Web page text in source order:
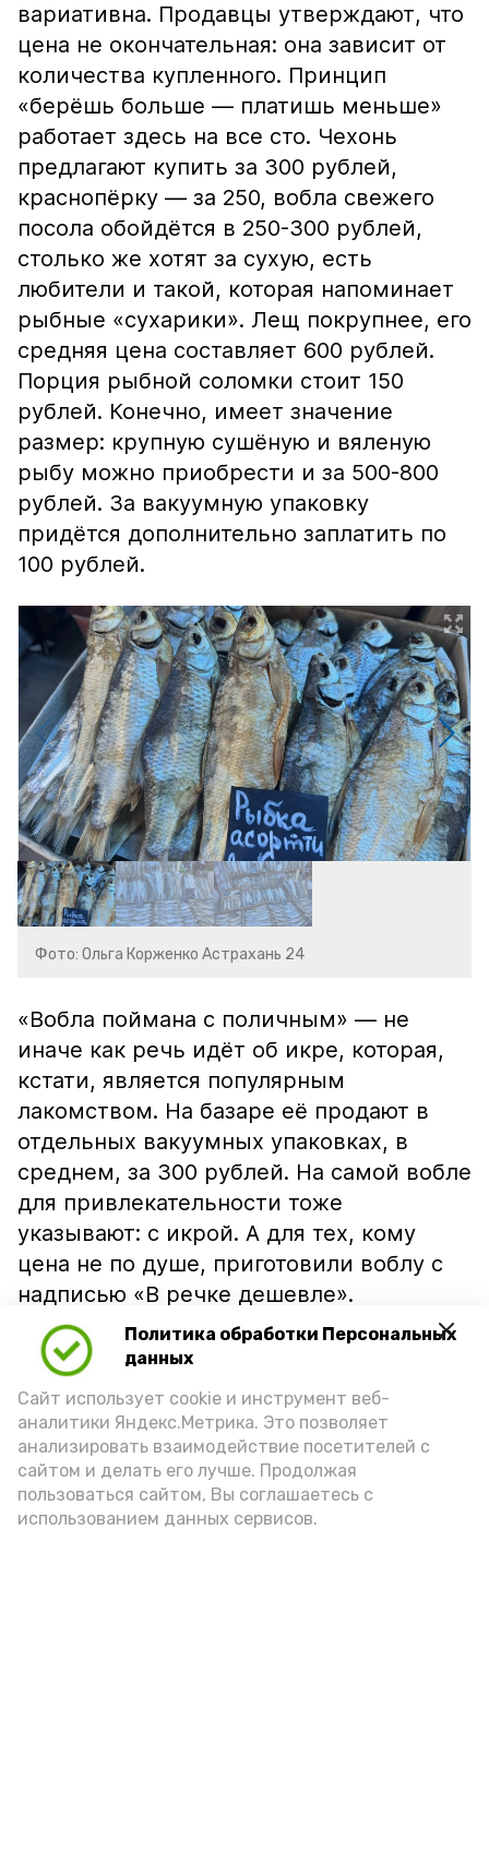
Политика обработки Персональных
данных
Сайт использует cookie и инструмент веб-
аналитики Яндекс.Метрика. Это позволяет
анализировать взаимодействие посетителей с
сайтом и делать его лучше. Продолжая
пользоваться сайтом, Вы соглашаетесь с
использованием данных сервисов.
вариативна. Продавцы утверждают, что
цена не окончательная: она зависит от
количества купленного. Принцип
«берёшь больше — платишь меньше»
работает здесь на все сто. Чехонь
предлагают купить за 300 рублей,
краснопёрку — за 250, вобла свежего
посола обойдётся в 250-300 рублей,
столько же хотят за сухую, есть
любители и такой, которая напоминает
рыбные «сухарики». Лещ покрупнее, его
средняя цена составляет 600 рублей.
Порция рыбной соломки стоит 150
рублей. Конечно, имеет значение
размер: крупную сушёную и вяленую
рыбу можно приобрести и за 500-800
рублей. За вакуумную упаковку
придётся дополнительно заплатить по
100 рублей.
Фото: Ольга Корженко Астрахань 24
«Вобла поймана с поличным» — не
иначе как речь идёт об икре, которая,
кстати, является популярным
лакомством. На базаре её продают в
отдельных вакуумных упаковках, в
среднем, за 300 рублей. На самой вобле
для привлекательности тоже
указывают: с икрой. А для тех, кому
цена не по душе, приготовили воблу с
надписью «В речке дешевле».